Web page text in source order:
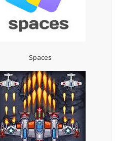
Spaces